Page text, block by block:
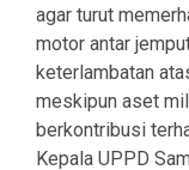
agar turut
motor antar
keterlambatan
meskipun aset
berkontribusi
Kepala UPPD